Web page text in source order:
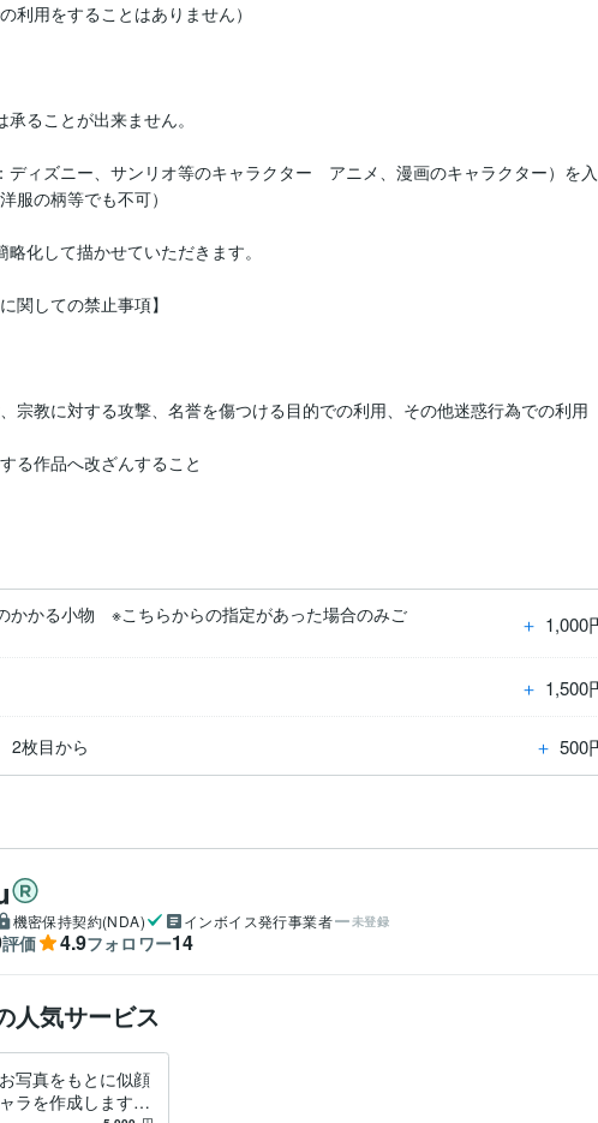
利用をすることはありません）
ることが出来ません。
ディズニー、サンリオ等のキャラクター　アニメ、漫画のキャラクター）を
服の柄等でも不可）
化して描かせていただきます。
関しての禁止事項】
宗教に対する攻撃、名誉を傷つける目的での利用、その他迷惑行為での利用
る作品へ改ざんすること
かかる小物 ※こちらからの指定があった場合のみご
＋ 1,000
＋ 1,500
2枚目から ＋ 500
機密保持契約(NDA) インボイス発行事業者 未登録
評価 4.9フォロワー14
人気サービス
写真をもとに似顔
ラを作成します S